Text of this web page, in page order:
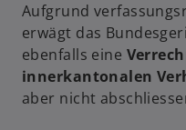
Aufgrund
erwägt das
ebenfalls eine
innerkantonalen
aber nicht